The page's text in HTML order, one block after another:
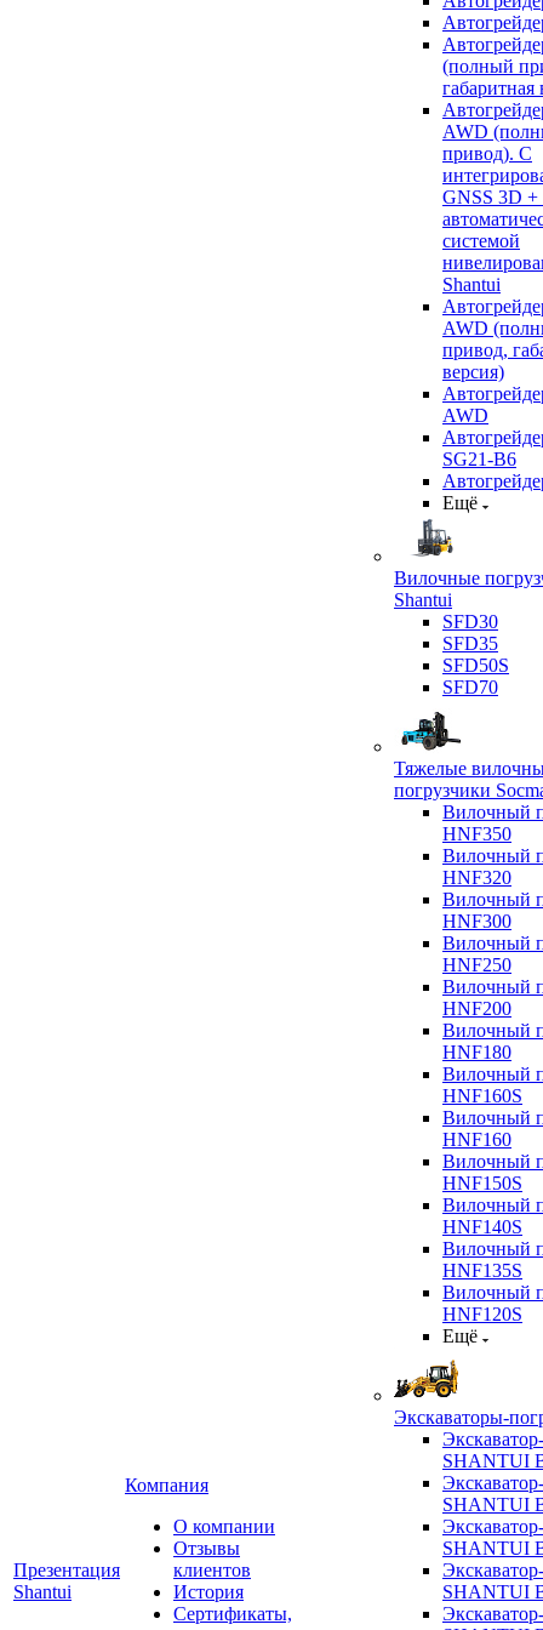
Презентация
Shantui
Компания
О компании
Отзывы
клиентов
История
Сертификаты,
(полный
габаритная
AWD
привод). С
GNSS 3D +
системой
Shantui
AWD
привод,
версия)
AWD
SG21-B6
Ещё
Вилочные
Shantui
SFD30
SFD35
SFD50S
SFD70
Тяжелые
погрузчики
Вилочный
HNF350
Вилочный
HNF320
Вилочный
HNF300
Вилочный
HNF250
Вилочный
HNF200
Вилочный
HNF180
Вилочный
HNF160S
Вилочный
HNF160
Вилочный
HNF150S
Вилочный
HNF140S
Вилочный
HNF135S
Вилочный
HNF120S
Ещё
Экскаваторы-
SHANTUI
SHANTUI
SHANTUI
SHANTUI